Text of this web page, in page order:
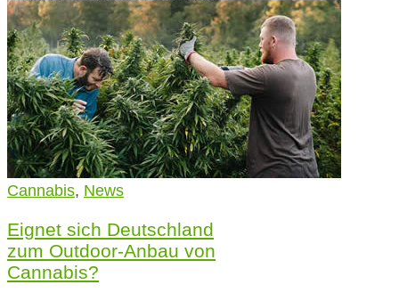
Cannabis, News
Eignet sich Deutschland
zum Outdoor-Anbau von
Cannabis?